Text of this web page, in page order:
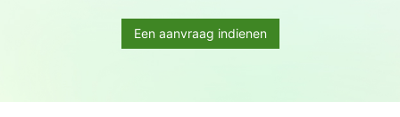
Een aanvraag indienen